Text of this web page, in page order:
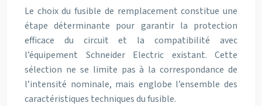
Le choix du fusible de remplacement constitue une
étape déterminante pour garantir la protection
efficace du circuit et la compatibilité avec
l’équipement Schneider Electric existant. Cette
sélection ne se limite pas à la correspondance de
l’intensité nominale, mais englobe l’ensemble des
caractéristiques techniques du fusible.